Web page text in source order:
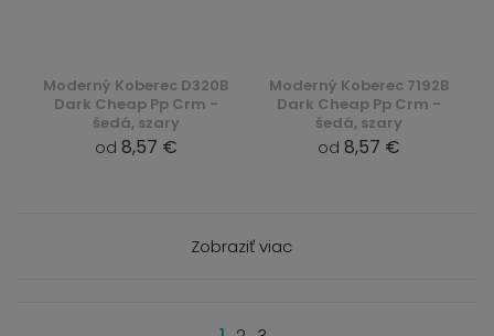
Moderný Koberec D320B
Dark Cheap Pp Crm -
šedá, szary
od 8,57 €
Moderný Koberec 7192B
Dark Cheap Pp Crm -
šedá, szary
od 8,57 €
Zobraziť viac